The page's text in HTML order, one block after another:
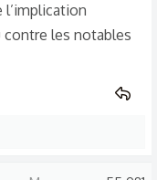
l’implication
contre les notables